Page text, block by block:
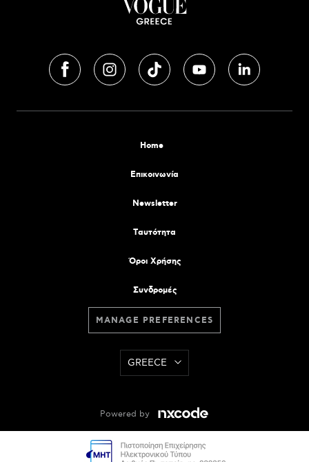
Home
Επικοινωνία
Newsletter
Tαυτότητα
Όροι Χρήσης
Συνδρομές
MANAGE PREFERENCES
GREECE
Powered by